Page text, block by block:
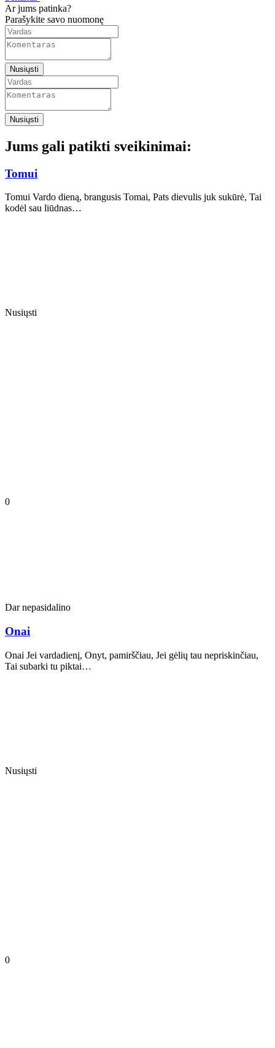
Ar jums patinka?
Parašykite savo nuomonę
Nusiųsti
Nusiųsti
Jums gali patikti sveikinimai:
Tomui
Tomui Vardo dieną, brangusis Tomai, Pats dievulis juk sukūrė, Tai
kodėl sau liūdnas…
Nusiųsti
0
Dar nepasidalino
Onai
Onai Jei vardadienį, Onyt, pamirščiau, Jei gėlių tau nepriskinčiau,
Tai subarki tu piktai…
Nusiųsti
0